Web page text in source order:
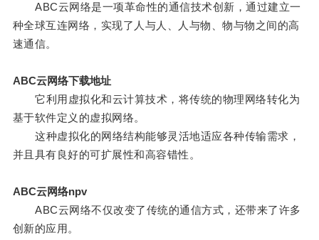
ABC云网络是一项革命性的通信技术创新，通过建立一
种全球互连网络，实现了人与人、人与物、物与物之间的高
速通信。
ABC云网络下载地址
它利用虚拟化和云计算技术，将传统的物理网络转化为
基于软件定义的虚拟网络。
这种虚拟化的网络结构能够灵活地适应各种传输需求，
并且具有良好的可扩展性和高容错性。
ABC云网络npv
ABC云网络不仅改变了传统的通信方式，还带来了许多
创新的应用。